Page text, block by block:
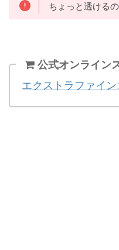
ちょっと透ける
公式オンライン
エクストラファイン